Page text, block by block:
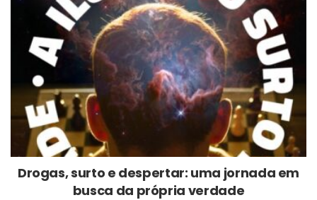
Drogas, surto e despertar: uma jornada em
busca da própria verdade